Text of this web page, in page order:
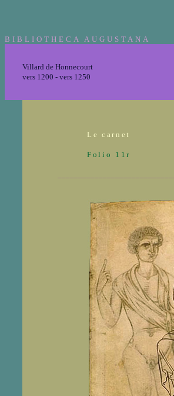
BIBLIOTHECA AUGUSTANA
Villard de Honnecourt
vers 1200 - vers 1250
Le carnet
Folio 11r